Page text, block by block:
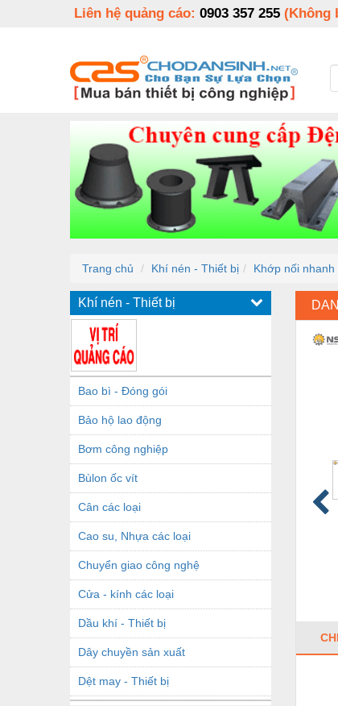
Liên hệ quảng cáo: 0903 357 255 (Không
Trang chủ Khí nén - Thiết bị Khớp nối nhanh
Khí nén - Thiết bị
Bao bì - Đóng gói
Bảo hộ lao động
Bơm công nghiệp
Bùlon ốc vít
Cân các loại
Cao su, Nhựa các loại
Chuyển giao công nghệ
Cửa - kính các loại
Dầu khí - Thiết bị
Dây chuyền sản xuất
Dệt may - Thiết bị